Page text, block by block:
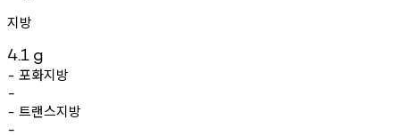
지방
4.1 g
- 포화지방
-
- 트랜스지방
-